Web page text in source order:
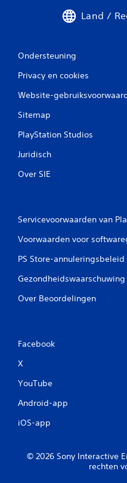
Land /
Ondersteuning
Privacy en cookies
Website-
Sitemap
PlayStation Studios
Juridisch
Over SIE
Servicevoorwaarden van
Voorwaarden voor
PS Store-annuleringsbeleid
Gezondheidswaarschuwing
Over Beoordelingen
Facebook
X
YouTube
Android-app
iOS-app
© 2026 Sony Interactive
rechten